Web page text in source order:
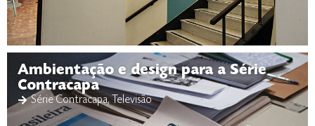
Ambientação e design para a Série
Contracapa
Série Contracapa,Televisão